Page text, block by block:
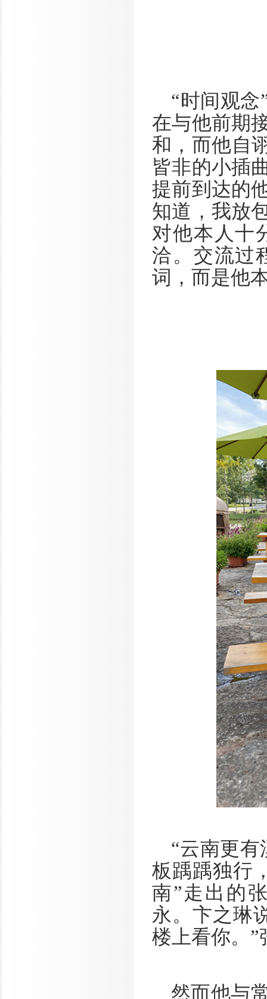
“时间观
在与他前期
和，而他自
皆非的小插
提前到达的
知道，我放
对他本人十
洽。交流过
词，而是他
“云南更
板踽踽独行
南”走出的
永。卞之琳
楼上看你。”
然而他与